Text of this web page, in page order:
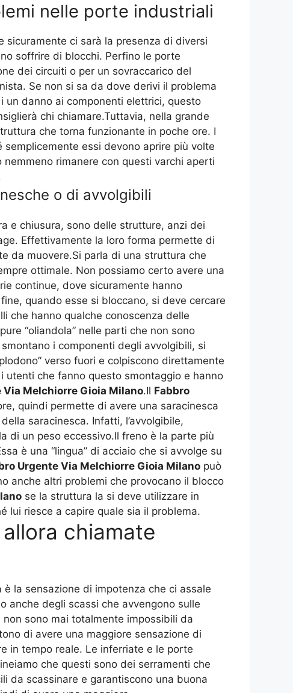
nelle porte industriali
ci sarà la presenza di diversi
soffrire di blocchi. Perfino le porte
dei circuiti o per un sovraccarico del
Se non si sa da dove derivi il problema
un danno ai componenti elettrici, questo
chi chiamare.Tuttavia, nella grande
che torna funzionante in poche ore. I
essi devono aprire più volte
rimanere con questi varchi aperti
o di avvolgibili
e chiusura, sono delle strutture, anzi dei
Effettivamente la loro forma permette di
da muovere.Si parla di una struttura che
ottimale. Non possiamo certo avere una
continue, dove sicuramente hanno
quando esse si bloccano, si deve cercare
che hanno qualche conoscenza delle
“oliandola” nelle parti che non sono
i componenti degli avvolgibili, si
verso fuori e colpiscono direttamente
utenti che fanno questo smontaggio e hanno
Via Melchiorre Gioia Milano.Il Fabbro
quindi permette di avere una saracinesca
saracinesca. Infatti, l’avvolgibile,
di un peso eccessivo.Il freno è la parte più
è una “lingua” di acciaio che si avvolge su
Urgente Via Melchiorre Gioia Milano può
anche altri problemi che provocano il blocco
se la struttura la si deve utilizzare in
lui riesce a capire quale sia il problema.
chiamate
la sensazione di impotenza che ci assale
anche degli scassi che avvengono sulle
sono mai totalmente impossibili da
di avere una maggiore sensazione di
in tempo reale. Le inferriate e le porte
che questi sono dei serramenti che
da scassinare e garantiscono una buona